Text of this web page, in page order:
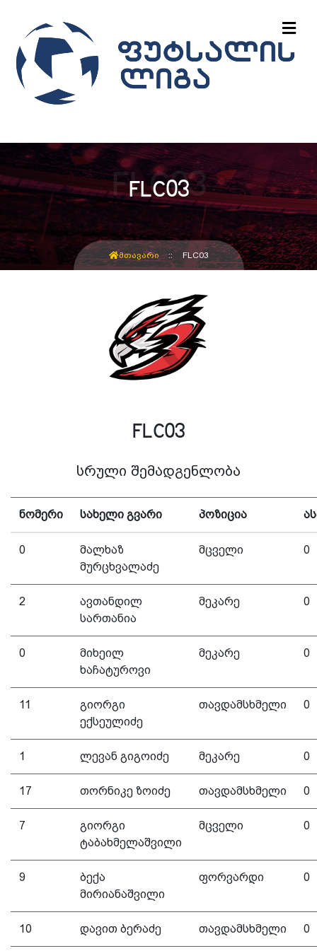
FLC03
ᲛᲗᲐᲕᲐᲠᲘ FLC03
FLC03
სრული შემადგენლობა
ნომერი სახელი გვარი პოზიცია
0
მალხაზ
მურცხვალაძე
მცველი 0
2
ავთანდილ
სართანია
მეკარე 0
0
მიხეილ
ხაჩატუროვი
მეკარე 0
11
გიორგი
ექსეულიძე
თავდამსხმელი 0
1 ლევან გიგოიძე მეკარე 0
17 თორნიკე ზოიძე თავდამსხმელი 0
7
გიორგი
ტაბახმელაშვილი
მცველი 0
9
ბექა
მირიანაშვილი
ფორვარდი 0
10 დავით ბერაძე თავდამსხმელი 0